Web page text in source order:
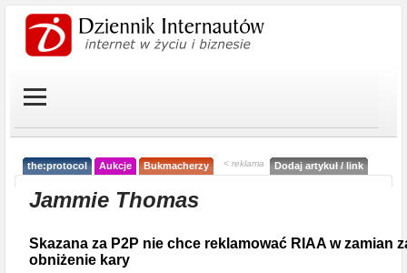
the:protocol Aukcje Bukmacherzy < reklama Dodaj artykuł / link
Jammie Thomas
Skazana za P2P nie chce reklamować RIAA w zamian
obniżenie kary